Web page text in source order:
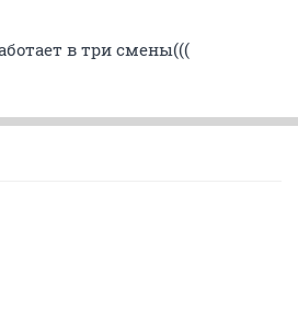
в три смены(((